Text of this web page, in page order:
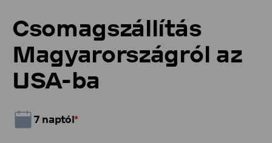
Csomagszállítás
Magyarországról az
USA-ba
7 naptól*